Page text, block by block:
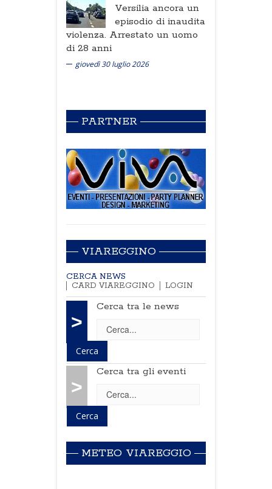
Versilia ancora un
episodio di inaudita
violenza. Arrestato un uomo
di 28 anni
giovedì 30 luglio 2026
PARTNER
VIAREGGINO
CERCA NEWS
CARD VIAREGGINO
LOGIN
>
Cerca tra le news
>
Cerca tra gli eventi
METEO VIAREGGIO